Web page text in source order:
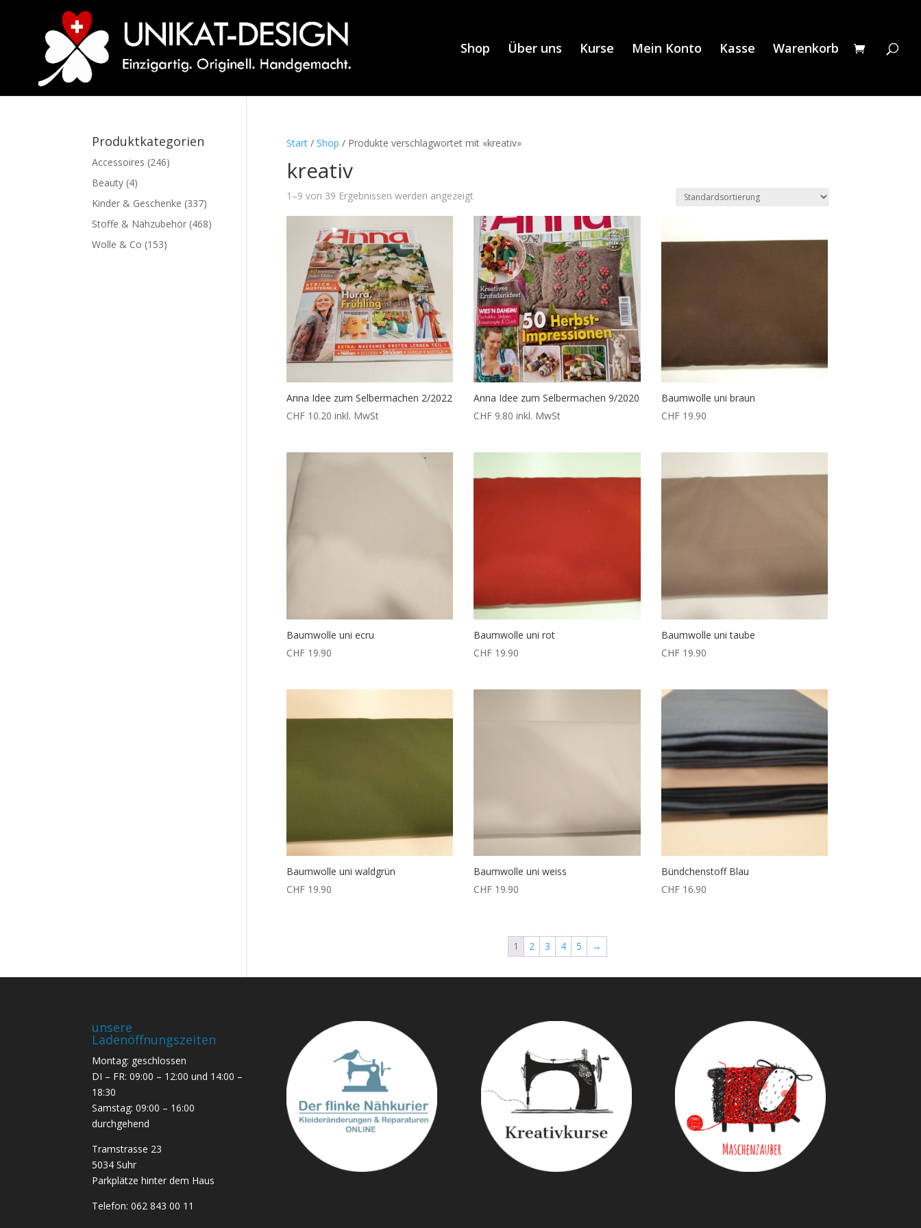
Shop Über uns Kurse Mein Konto Kasse Warenkorb
Start/ Shop / Produkte verschlagwortet mit «kreativ»
kreativ
1–9 von 39 Ergebnissen werden angezeigt
Anna Idee zum Selbermachen 2/2022
CHF10.20 inkl. MwSt
Anna Idee zum Selbermachen 9/2020
CHF 9.80 inkl. MwSt
Baumwolle uni braun
CHF19.90
Baumwolle uni ecru
CHF19.90
Baumwolle uni rot
CHF 19.90
Baumwolle uni taube
CHF19.90
Baumwolle uni waldgrün
CHF19.90
Baumwolle uni weiss
CHF 19.90
Bündchenstoff Blau
CHF16.90
1 2 3 4 5 →
Produktkategorien
Accessoires (246)
Beauty (4)
Kinder & Geschenke (337)
Stoffe & Nähzubehör (468)
Wolle & Co (153)
unsere
Ladenöffnungszeiten
Montag: geschlossen
DI – FR: 09:00 – 12:00 und 14:00 –
18:30
Samstag: 09:00 – 16:00
durchgehend
Tramstrasse 23
5034 Suhr
Parkplätze hinter dem Haus
Telefon:062 843 00 11